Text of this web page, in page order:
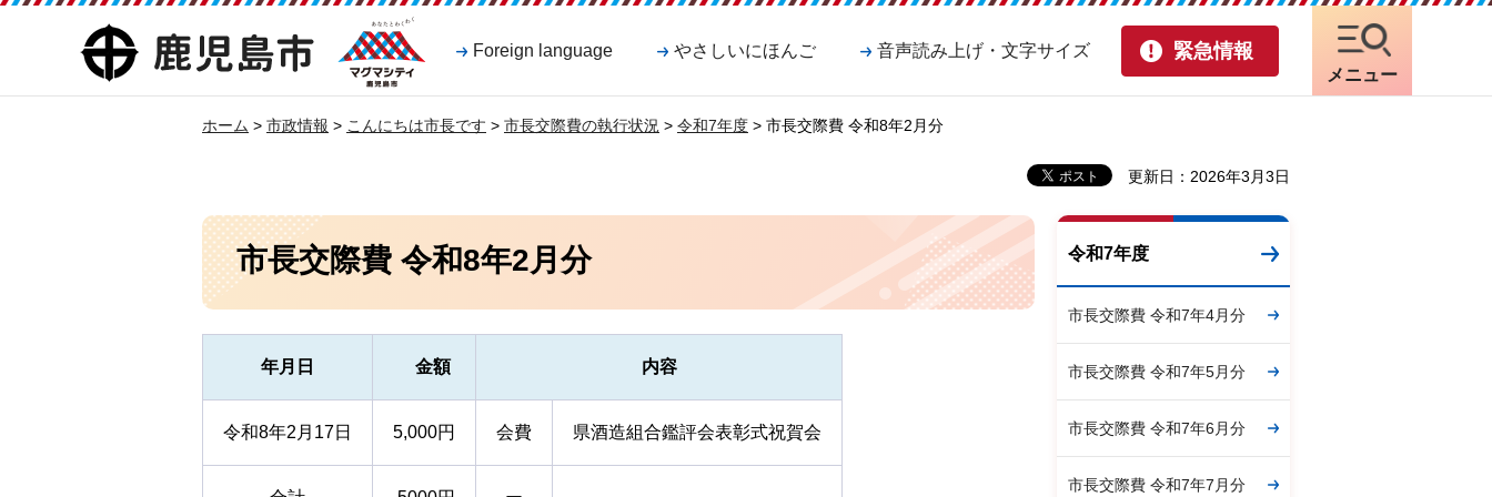
鹿児島市
マグマシティ
鹿児島市
Foreign language やさしいにほんご 音声読み上げ・文字サイズ 緊急情報
メニュー
ホーム > 市政情報 > こんにちは市長です > 市長交際費の執行状況 > 令和7年度 > 市長交際費 令和8年2月分
更新日：2026年3月3日
市長交際費 令和8年2月分
年月日 金額 内容
令和8年2月17日 5,000円 会費 県酒造組合鑑評会表彰式祝賀会
令和7年度
市長交際費 令和7年4月分
市長交際費 令和7年5月分
市長交際費 令和7年6月分
市長交際費 令和7年7月分